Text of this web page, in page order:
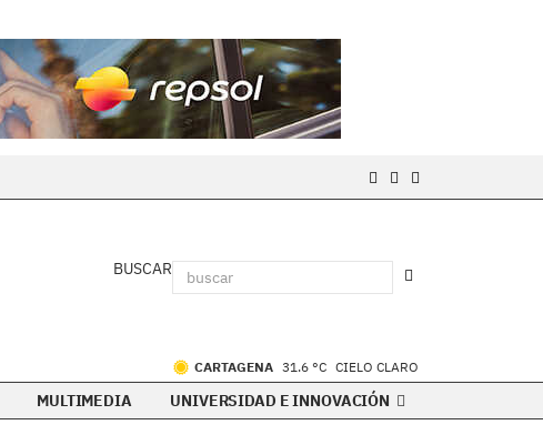
BUSCAR
CARTAGENA 31.6 °C CIELO CLARO
MULTIMEDIA UNIVERSIDAD E INNOVACIÓN